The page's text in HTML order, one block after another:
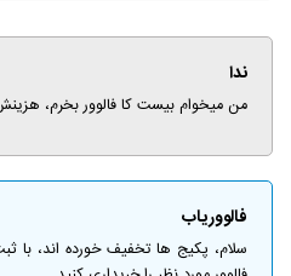
ندا
من میخوام بیست کا فالوور بخرم،
فالووریاب
سلام، پکیج ها تخفیف خورده اند، با